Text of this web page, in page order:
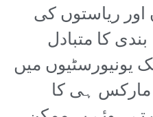
ریاستوں کی
کا متبادل
یونیورسٹیوں میں
ہی کا